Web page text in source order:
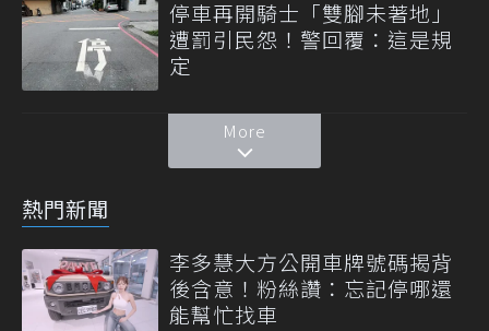
停車再開騎士「雙腳未著地」
遭罰引民怨！警回覆：這是規
定
More
熱門新聞
李多慧大方公開車牌號碼揭背
後含意！粉絲讚：忘記停哪還
能幫忙找車